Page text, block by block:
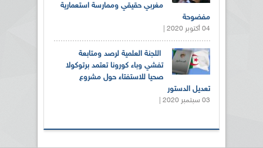
مغربي حقيقي وممارسة استعمارية
مفضوحة
04 أكتوبر 2020 |
اللجنة العلمية لرصد ومتابعة
تفشي وباء كورونا تعتمد برتوكولا
صحيا للاستفتاء حول مشروع
تعديل الدستور
03 سبتمبر 2020 |